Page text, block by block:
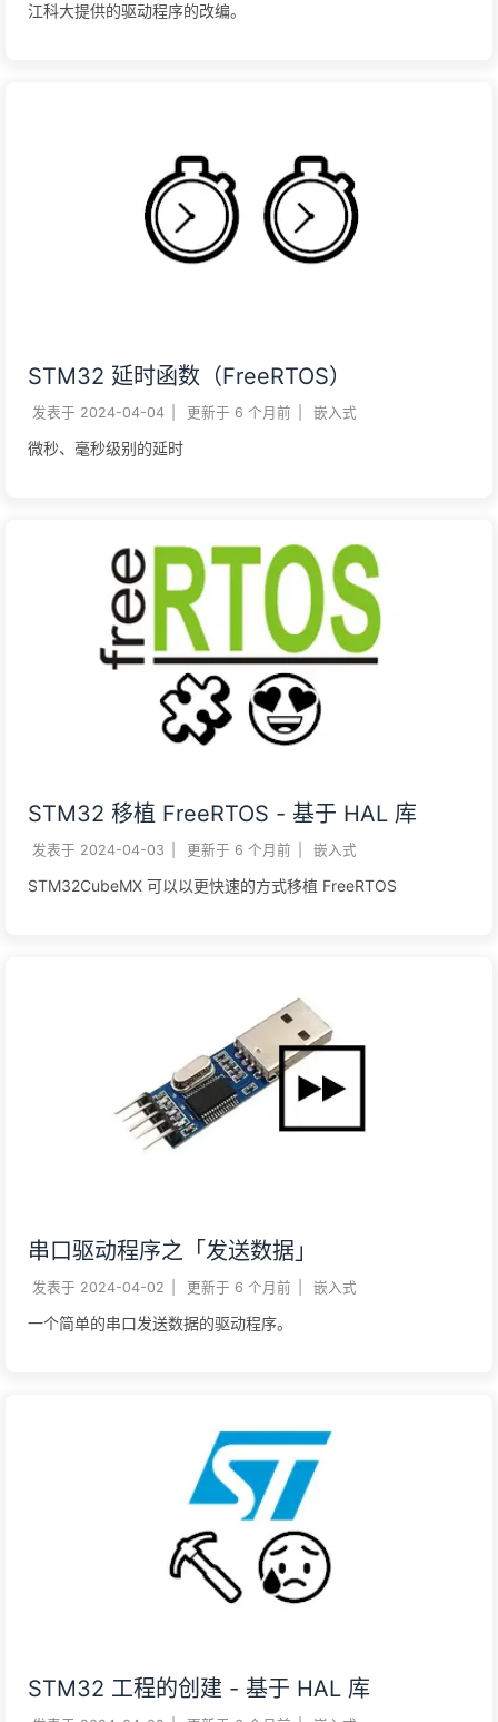
江科大提供的驱动程序的改编。
STM32 延时函数（FreeRTOS）
发表于 2024-04-04 更新于 6 个月前 嵌入式
微秒、毫秒级别的延时
STM32 移植 FreeRTOS - 基于 HAL 库
发表于 2024-04-03 更新于 6 个月前 嵌入式
STM32CubeMX 可以以更快速的方式移植 FreeRTOS
串口驱动程序之「发送数据」
发表于 2024-04-02 更新于 6 个月前 嵌入式
一个简单的串口发送数据的驱动程序。
STM32 工程的创建 - 基于 HAL 库